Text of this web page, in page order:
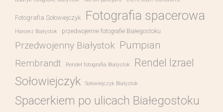
Fotografia Sołowiejczyk Fotografia spacerowa
Harcerz Białystok przedwojenne fotografie Białegostoku
Przedwojenny Białystok Pumpian
Rembrandt Rendel fotografia Bialystok Rendel Izrael
Sołowiejczyk Sołowiejczyk Białystok
Spacerkiem po ulicach Białegostoku